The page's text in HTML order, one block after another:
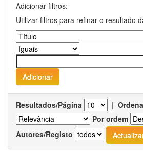
Adicionar filtros:
Utilizar filtros para refinar o resultado
Resultados/Página |
Por ordem
Autores/Registo